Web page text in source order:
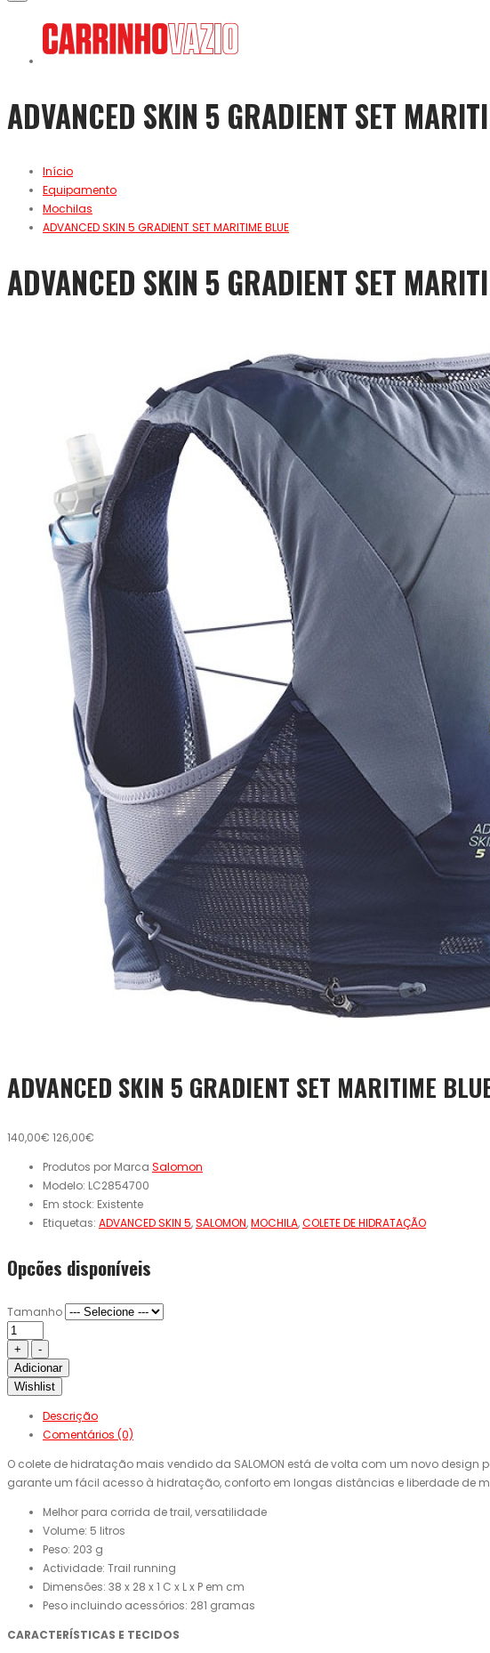
ADVANCED SKIN 5 GRADIENT SET
Início
Equipamento
Mochilas
ADVANCED SKIN 5 GRADIENT SET MARITIME BLUE
ADVANCED SKIN 5 GRADIENT SET
ADVANCED SKIN 5 GRADIENT SET MARITIME
140,00€ 126,00€
Produtos por Marca Salomon
Modelo: LC2854700
Em stock: Existente
Etiquetas: ADVANCED SKIN 5,SALOMON,MOCHILA,COLETE DE HIDRATAÇÃO
Opcões disponíveis
Tamanho
Adicionar
Wishlist
Descrição
Comentários (0)
O colete de hidratação mais vendido da SALOMON está de volta com um novo
garante um fácil acesso à hidratação, conforto em longas distâncias e liberdade de
Melhor para corrida de trail, versatilidade
Volume: 5 litros
Peso: 203 g
Actividade: Trail running
Dimensões: 38 x 28 x 1 C x L x P em cm
Peso incluindo acessórios: 281 gramas
CARACTERÍSTICAS E TECIDOS